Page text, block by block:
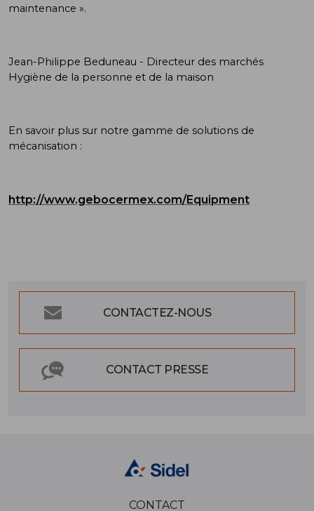
maintenance ».
Jean-Philippe Beduneau - Directeur des marchés
Hygiène de la personne et de la maison
En savoir plus sur notre gamme de solutions de
mécanisation :
http://www.gebocermex.com/Equipment
CONTACTEZ-NOUS
CONTACT PRESSE
CONTACT